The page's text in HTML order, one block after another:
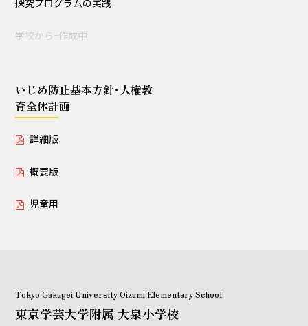
いじめ防止基本方針･人権教育全体計画
詳細版
児童用
探究プログラムの実践
学校からｰ作成中
いじめ防止基本方針･人権教
育全体計画
詳細版
概要版
児童用
Tokyo Gakugei University Oizumi Elementary School
東京学芸大学附属 大泉小学校